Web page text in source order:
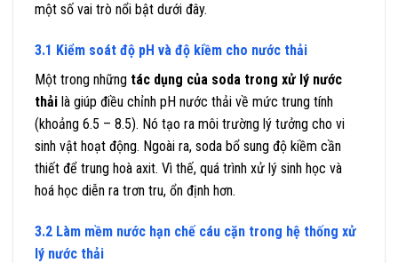
một số vai trò nổi bật dưới đây.
3.1 Kiểm soát độ pH và độ kiềm cho nước thải
Một trong những tác dụng của soda trong xử lý nước
thải là giúp điều chỉnh pH nước thải về mức trung tính
(khoảng 6.5 – 8.5). Nó tạo ra môi trường lý tưởng cho vi
sinh vật hoạt động. Ngoài ra, soda bổ sung độ kiềm cần
thiết để trung hoà axit. Vì thế, quá trình xử lý sinh học và
hoá học diễn ra trơn tru, ổn định hơn.
3.2 Làm mềm nước hạn chế cáu cặn trong hệ thống xử
lý nước thải